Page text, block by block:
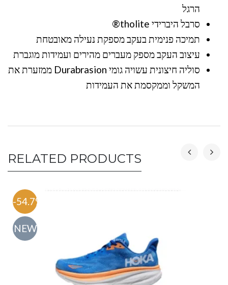
הרגל
סרבל היברידי tholite®
תמיכה פנימית בעקב מספקת נעילה מאובטחת
עיצוב העקב מספק מעברים מהירים ועמידות מוגברת
סוליה חיצונית עשויה גומי Durabrasion ממזערת את
המשקל וממקסמת את העמידות
RELATED PRODUCTS
-54.7%
NEW